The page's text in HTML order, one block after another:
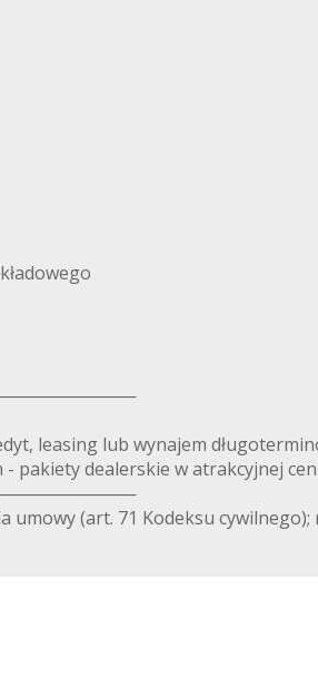
leasing lub wynajem
pakiety dealerskie w atrakcyjnej
(art. 71 Kodeksu